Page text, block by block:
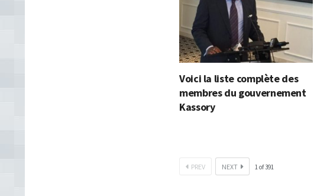
Voici la liste complète des
membres du gouvernement
Kassory
PREV NEXT 1 of391